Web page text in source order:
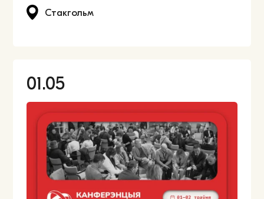
Стакгольм
01.05